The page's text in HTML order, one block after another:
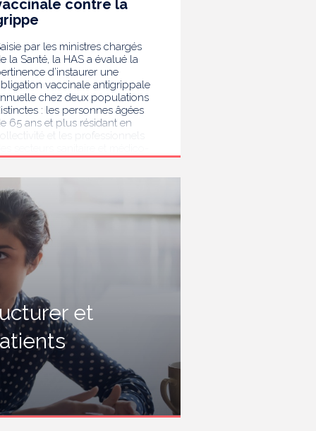
contre la
par les ministres chargés
la Santé, la HAS a évalué la
d’instaurer une
vaccinale antigrippale
chez deux populations
: les personnes âgées
65 ans et plus résidant en
collectivité et les professionnels
Au terme de son analyse,
vaccination antigrippale pour les
de 65 ans et plus
vivant en collectivité doit rester
sans devenir
obligatoire. Afin de protéger les
les plus vulnérables,
recommande en revanche la
mise en place d’une obligation
contre la grippe pour
l'ensemble des professionnels de
ainsi que pour les autres
travaillant dans les
de santé ou dans
établissements médicaux
hébergeant des
âgées, en contact
des personnes à risque de
sévère, avec un
prioritaire en Ehpad
et